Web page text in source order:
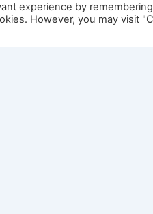
experience by
However, you may visit